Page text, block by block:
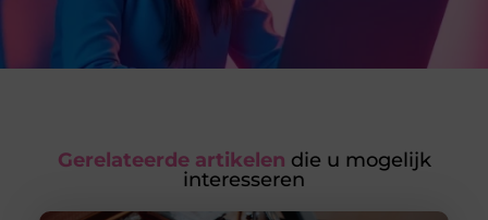
Gerelateerde artikelen die u mogelijk
interesseren